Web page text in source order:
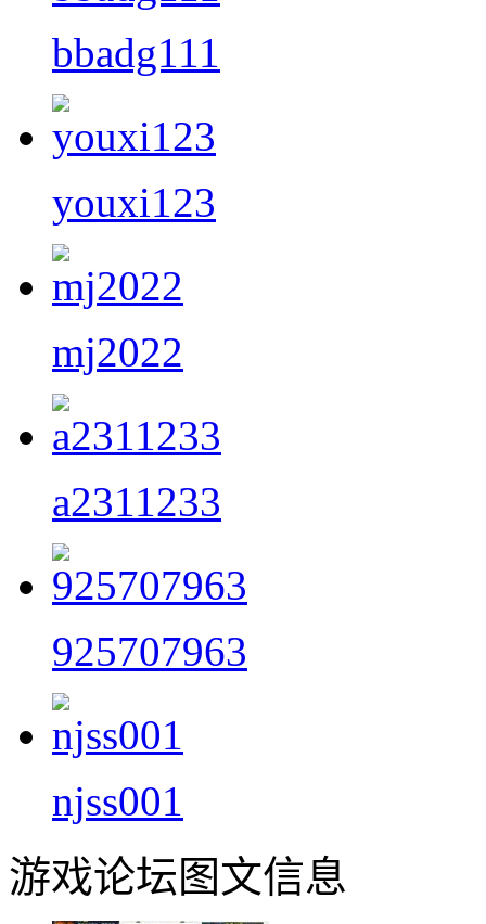
bbadg111
youxi123
mj2022
a2311233
925707963
njss001
游戏论坛图文信息